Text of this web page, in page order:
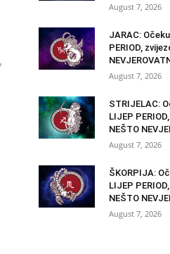
August 7, 2026
JARAC:
PERIOD,
August 7, 2026
STRIJELAC:
LIJEP
NEŠTO
August 7, 2026
ŠKORPIJA:
LIJEP
NEŠTO
August 7, 2026